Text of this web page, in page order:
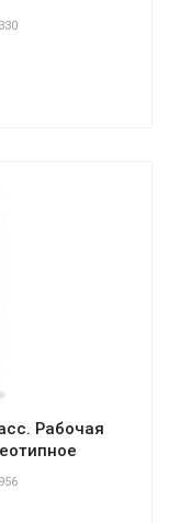
Рабочая